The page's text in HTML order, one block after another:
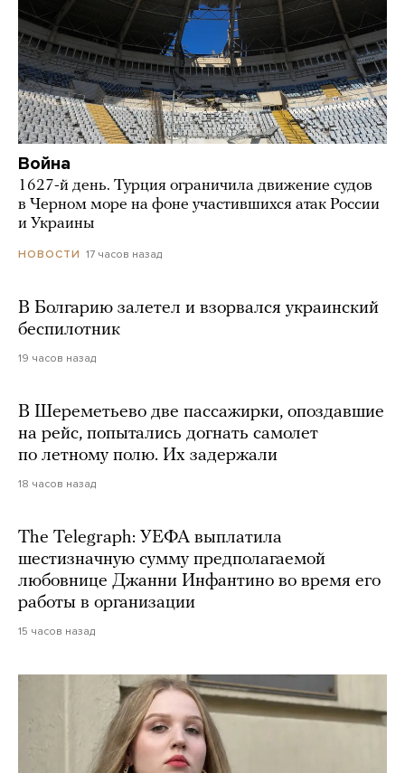
Война
1627-й день. Турция ограничила движение судов
в Черном море на фоне участившихся атак России
и Украины
НОВОСТИ 17 часов назад
В Болгарию залетел и взорвался украинский
беспилотник
19 часов назад
В Шереметьево две пассажирки, опоздавшие
на рейс, попытались догнать самолет
по летному полю. Их задержали
18 часов назад
The Telegraph: УЕФА выплатила
шестизначную сумму предполагаемой
любовнице Джанни Инфантино во время его
работы в организации
15 часов назад